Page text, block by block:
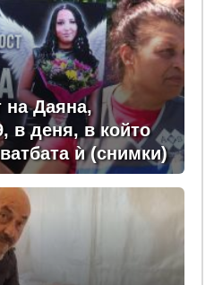
на Даяна,
в деня, в който
ѝ (снимки)